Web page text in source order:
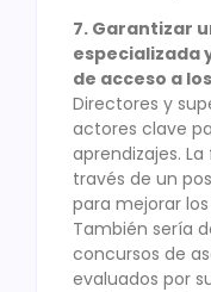
7. Garantizar
especializada
de acceso a
Directores y
actores clave
aprendizajes.
través de un
para mejorar
También sería
concursos de
evaluados por